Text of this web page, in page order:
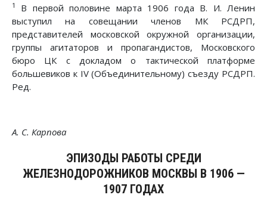
1
В первой половине марта 1906 года В. И. Ленин
выступил на совещании членов МК РСДРП,
представителей московской окружной организации,
группы агитаторов и пропагандистов, Московского
бюро ЦК с докладом о тактической платформе
большевиков к IV (Объединительному) съезду РСДРП.
Ред.
А. С. Карпова
ЭПИЗОДЫ РАБОТЫ СРЕДИ
ЖЕЛЕЗНОДОРОЖНИКОВ МОСКВЫ В 1906 —
1907 ГОДАХ